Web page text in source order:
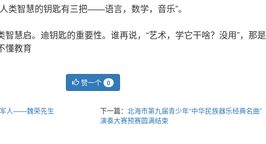
智慧的钥匙有三把——语言，数学，音乐”。
慧启。迪钥匙的重要性。谁再说，“艺术，学它干啥？没用”，那是
懂教育
赞一个 0
人——魏荣先生 下一篇： 北海市第九届青少年“中华民族器乐经典名曲”
演奏大赛预赛圆满结束